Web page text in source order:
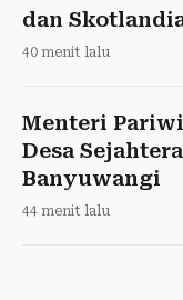
dan
40 menit lalu
Menteri
Desa
Banyuwangi
44 menit lalu